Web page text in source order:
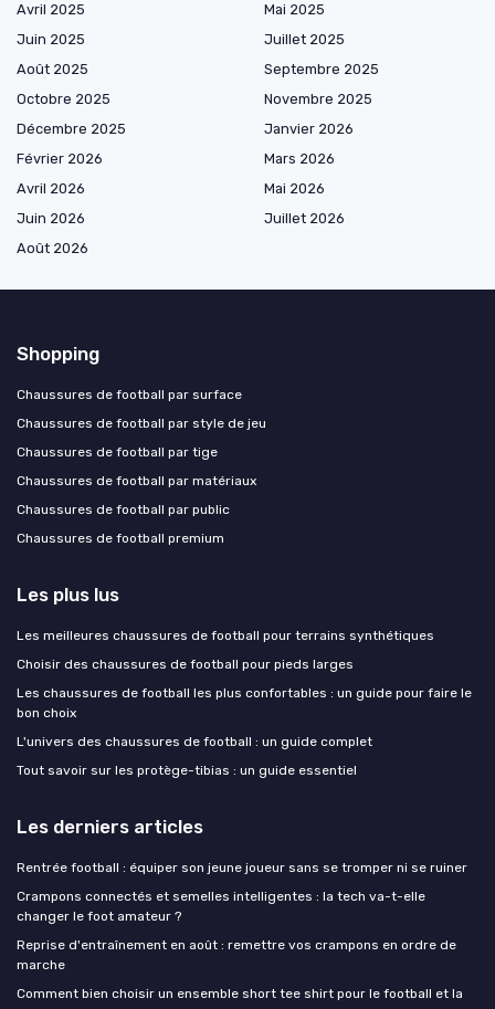
Avril 2025
Mai 2025
Juin 2025
Juillet 2025
Août 2025
Septembre 2025
Octobre 2025
Novembre 2025
Décembre 2025
Janvier 2026
Février 2026
Mars 2026
Avril 2026
Mai 2026
Juin 2026
Juillet 2026
Août 2026
Shopping
Chaussures de football par surface
Chaussures de football par style de jeu
Chaussures de football par tige
Chaussures de football par matériaux
Chaussures de football par public
Chaussures de football premium
Les plus lus
Les meilleures chaussures de football pour terrains synthétiques
Choisir des chaussures de football pour pieds larges
Les chaussures de football les plus confortables : un guide pour faire le
bon choix
L'univers des chaussures de football : un guide complet
Tout savoir sur les protège-tibias : un guide essentiel
Les derniers articles
Rentrée football : équiper son jeune joueur sans se tromper ni se ruiner
Crampons connectés et semelles intelligentes : la tech va-t-elle
changer le foot amateur ?
Reprise d'entraînement en août : remettre vos crampons en ordre de
marche
Comment bien choisir un ensemble short tee shirt pour le football et la